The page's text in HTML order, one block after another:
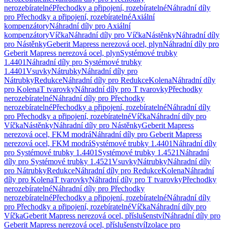
nerozebíratelnéPřechodky a připojení, rozebíratelnéNáhradní díly
pro Přechodky a připojení, rozebíratelnéAxiální
kompenzátoryNáhradní díly pro Axiální
kompenzátoryVíčkaNáhradní díly pro VíčkaNástěnkyNáhradní díly
pro NástěnkyGeberit Mapress nerezová ocel, plynNáhradní díly pro
Geberit Mapress nerezová ocel, plynSystémové trubky
1.4401Náhradní díly pro Systémové trubky
1.4401VsuvkyNátrubkyNáhradní díly pro
NátrubkyRedukceNáhradní díly pro RedukceKolenaNáhradní díly
pro KolenaT tvarovkyNáhradní díly pro T tvarovkyPřechodky
nerozebíratelnéNáhradní díly pro Přechodky
nerozebíratelnéPřechodky a připojení, rozebíratelnéNáhradní díly
pro Přechodky a připojení, rozebíratelnéVíčkaNáhradní díly pro
VíčkaNástěnkyNáhradní díly pro NástěnkyGeberit Mapress
nerezová ocel, FKM modráNáhradní díly pro Geberit Mapress
nerezová ocel, FKM modráSystémové trubky 1.4401Náhradní díly
pro Systémové trubky 1.4401 Systémové trubky 1.4521Náhradní
díly pro Systémové trubky 1.4521VsuvkyNátrubkyNáhradní díly
pro NátrubkyRedukceNáhradní díly pro RedukceKolenaNáhradní
díly pro KolenaT tvarovkyNáhradní díly pro T tvarovkyPřechodky
nerozebíratelnéNáhradní díly pro Přechodky
nerozebíratelnéPřechodky a připojení, rozebíratelnéNáhradní díly
pro Přechodky a připojení, rozebíratelnéVíčkaNáhradní díly pro
VíčkaGeberit Mapress nerezová ocel, příslušenstvíNáhradní díly pro
Geberit Mapress nerezová ocel, příslušenstvíIzolace pro